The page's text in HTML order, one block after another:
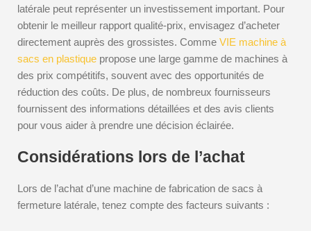
latérale peut représenter un investissement important. Pour
obtenir le meilleur rapport qualité-prix, envisagez d’acheter
directement auprès des grossistes. Comme VIE machine à
sacs en plastique propose une large gamme de machines à
des prix compétitifs, souvent avec des opportunités de
réduction des coûts. De plus, de nombreux fournisseurs
fournissent des informations détaillées et des avis clients
pour vous aider à prendre une décision éclairée.
Considérations lors de l’achat
Lors de l’achat d’une machine de fabrication de sacs à
fermeture latérale, tenez compte des facteurs suivants :